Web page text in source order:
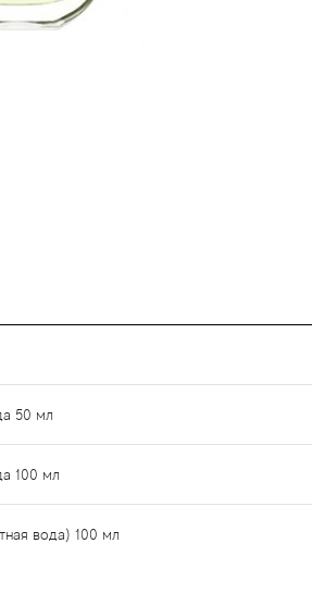
50 мл
100 мл
вода) 100 мл